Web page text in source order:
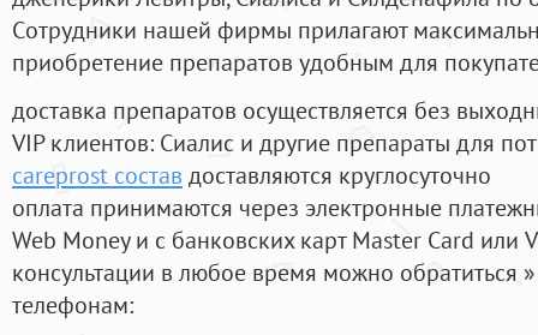
Cотрудники нашей фирмы прилагают
приобретение препаратов удобным для
доставка препаратов осуществляется без
VIP клиентов: Сиалис и другие препараты для
careprost состав доставляются круглосуточно
оплата принимаются через электронные
Web Money и с банковских карт Master Card или
консультации в любое время можно обратиться
телефонам: